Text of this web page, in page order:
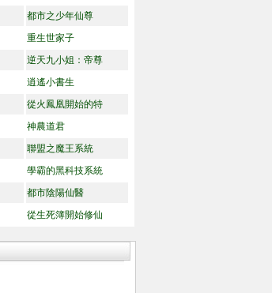
都市之少年仙尊
重生世家子
逆天九小姐：帝尊
逍遙小書生
從火鳳凰開始的特
神農道君
聯盟之魔王系統
學霸的黑科技系統
都市陰陽仙醫
從生死簿開始修仙